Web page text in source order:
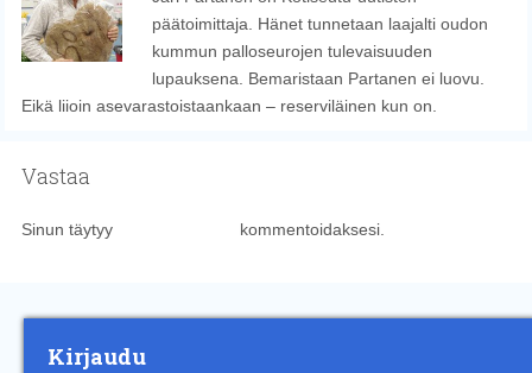
päätoimittaja. Hänet tunnetaan laajalti oudon
kummun palloseurojen tulevaisuuden
lupauksena. Bemaristaan Partanen ei luovu.
Eikä liioin asevarastoistaankaan – reserviläinen kun on.
Vastaa
Sinun täytyy kommentoidaksesi.
Kirjaudu